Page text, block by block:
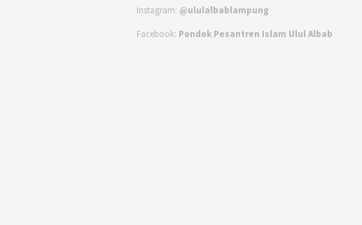
Instagram: @ululalbablampung
Facebook: Pondok Pesantren Islam Ulul Albab